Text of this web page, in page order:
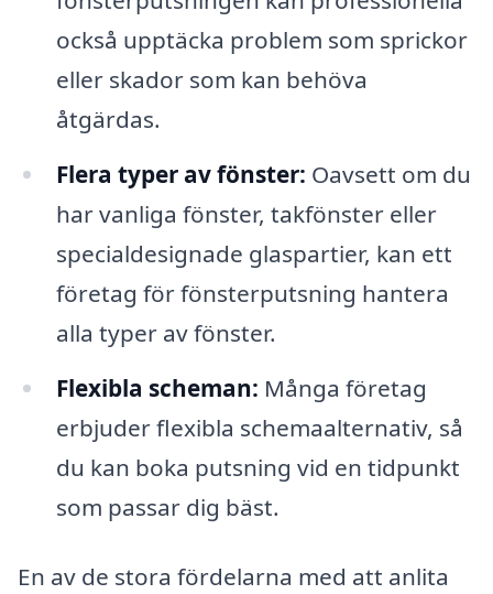
också upptäcka problem som sprickor
eller skador som kan behöva
åtgärdas.
Flera typer av fönster: Oavsett om du
har vanliga fönster, takfönster eller
specialdesignade glaspartier, kan ett
företag för fönsterputsning hantera
alla typer av fönster.
Flexibla scheman: Många företag
erbjuder flexibla schemaalternativ, så
du kan boka putsning vid en tidpunkt
som passar dig bäst.
En av de stora fördelarna med att anlita